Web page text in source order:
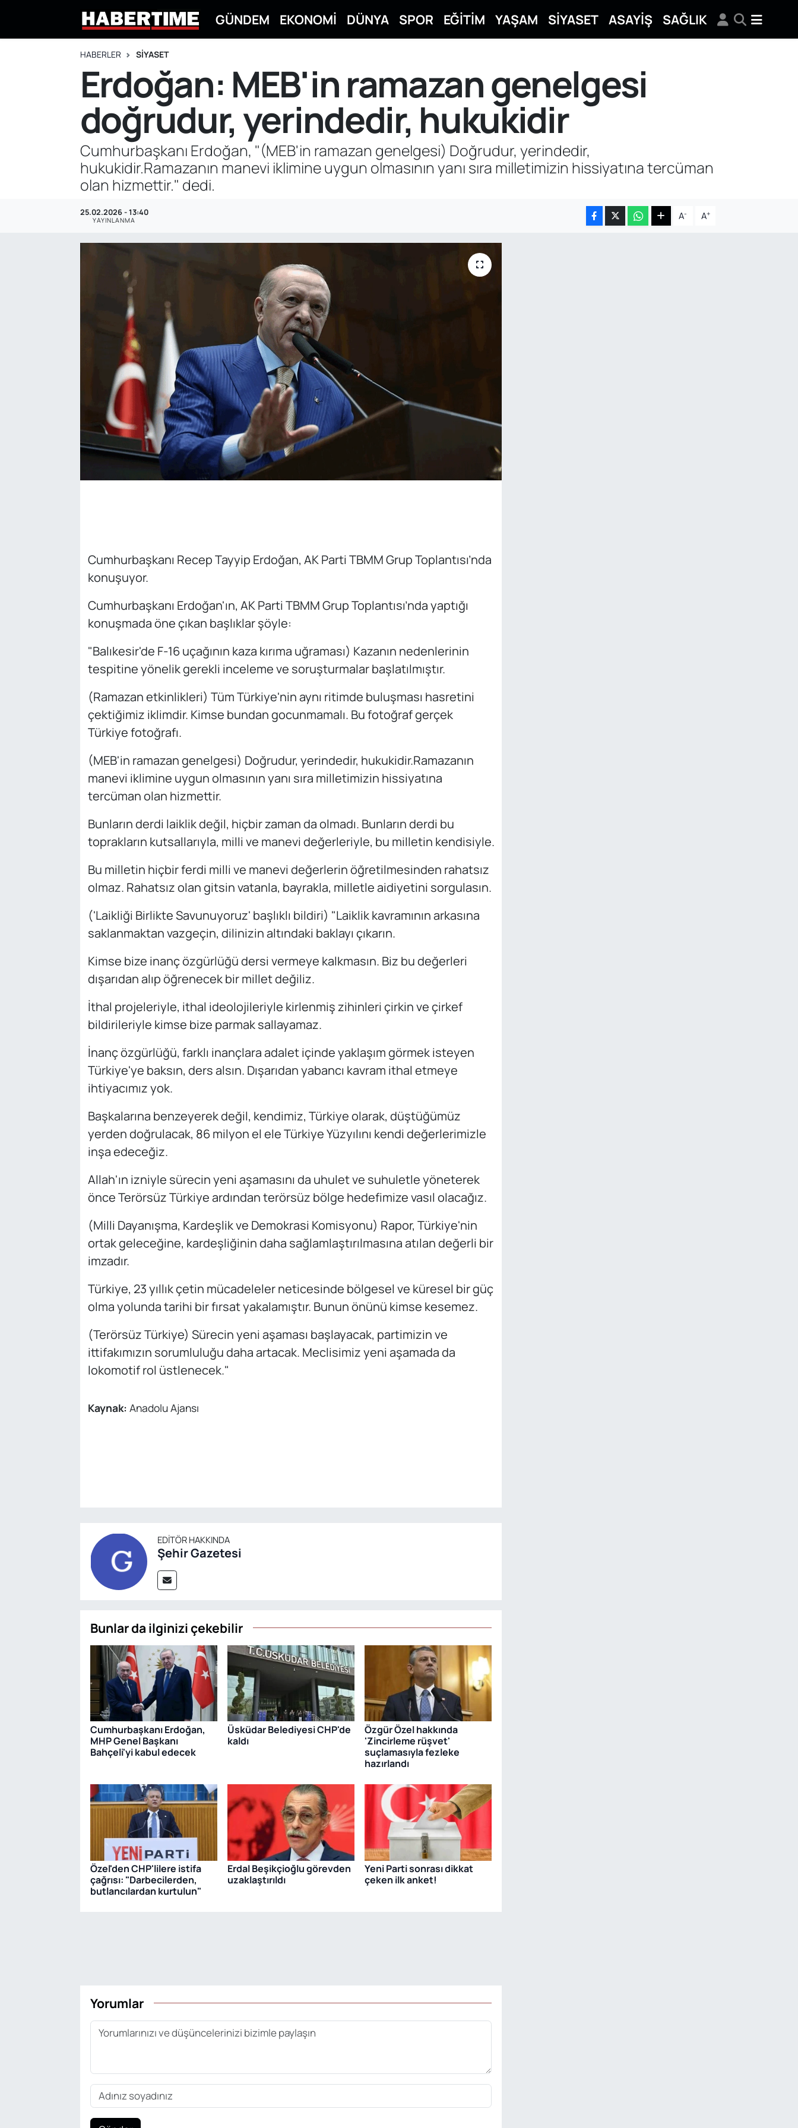
GÜNDEM EKONOMİ DÜNYA SPOR EĞİTİM YAŞAM SİYASET ASAYİŞ SAĞLIK
HABERLER SİYASET
Erdoğan: MEB'in ramazan genelgesi
doğrudur, yerindedir, hukukidir
Cumhurbaşkanı Erdoğan, "(MEB'in ramazan genelgesi) Doğrudur, yerindedir,
hukukidir.Ramazanın manevi iklimine uygun olmasının yanı sıra milletimizin hissiyatına tercüman
olan hizmettir." dedi.
25.02.2026 - 13:40
YAYINLANMA A- A+
Cumhurbaşkanı Recep Tayyip Erdoğan, AK Parti TBMM Grup Toplantısı’nda
konuşuyor.
Cumhurbaşkanı Erdoğan'ın, AK Parti TBMM Grup Toplantısı’nda yaptığı
konuşmada öne çıkan başlıklar şöyle:
"Balıkesir'de F-16 uçağının kaza kırıma uğraması) Kazanın nedenlerinin
tespitine yönelik gerekli inceleme ve soruşturmalar başlatılmıştır.
(Ramazan etkinlikleri) Tüm Türkiye'nin aynı ritimde buluşması hasretini
çektiğimiz iklimdir. Kimse bundan gocunmamalı. Bu fotoğraf gerçek
Türkiye fotoğrafı.
(MEB'in ramazan genelgesi) Doğrudur, yerindedir, hukukidir.Ramazanın
manevi iklimine uygun olmasının yanı sıra milletimizin hissiyatına
tercüman olan hizmettir.
Bunların derdi laiklik değil, hiçbir zaman da olmadı. Bunların derdi bu
toprakların kutsallarıyla, milli ve manevi değerleriyle, bu milletin kendisiyle.
Bu milletin hiçbir ferdi milli ve manevi değerlerin öğretilmesinden rahatsız
olmaz. Rahatsız olan gitsin vatanla, bayrakla, milletle aidiyetini sorgulasın.
('Laikliği Birlikte Savunuyoruz' başlıklı bildiri) "Laiklik kavramının arkasına
saklanmaktan vazgeçin, dilinizin altındaki baklayı çıkarın.
Kimse bize inanç özgürlüğü dersi vermeye kalkmasın. Biz bu değerleri
dışarıdan alıp öğrenecek bir millet değiliz.
İthal projeleriyle, ithal ideolojileriyle kirlenmiş zihinleri çirkin ve çirkef
bildirileriyle kimse bize parmak sallayamaz.
İnanç özgürlüğü, farklı inançlara adalet içinde yaklaşım görmek isteyen
Türkiye'ye baksın, ders alsın. Dışarıdan yabancı kavram ithal etmeye
ihtiyacımız yok.
Başkalarına benzeyerek değil, kendimiz, Türkiye olarak, düştüğümüz
yerden doğrulacak, 86 milyon el ele Türkiye Yüzyılını kendi değerlerimizle
inşa edeceğiz.
Allah'ın izniyle sürecin yeni aşamasını da uhulet ve suhuletle yöneterek
önce Terörsüz Türkiye ardından terörsüz bölge hedefimize vasıl olacağız.
(Milli Dayanışma, Kardeşlik ve Demokrasi Komisyonu) Rapor, Türkiye'nin
ortak geleceğine, kardeşliğinin daha sağlamlaştırılmasına atılan değerli bir
imzadır.
Türkiye, 23 yıllık çetin mücadeleler neticesinde bölgesel ve küresel bir güç
olma yolunda tarihi bir fırsat yakalamıştır. Bunun önünü kimse kesemez.
(Terörsüz Türkiye) Sürecin yeni aşaması başlayacak, partimizin ve
ittifakımızın sorumluluğu daha artacak. Meclisimiz yeni aşamada da
lokomotif rol üstlenecek."
Kaynak: Anadolu Ajansı
EDITÖR HAKKINDA
Şehir Gazetesi
Bunlar da ilginizi çekebilir
Cumhurbaşkanı Erdoğan,
MHP Genel Başkanı
Bahçeli'yi kabul edecek
Üsküdar Belediyesi CHP'de
kaldı
Özgür Özel hakkında
'Zincirleme rüşvet'
suçlamasıyla fezleke
hazırlandı
Özel'den CHP'lilere istifa
çağrısı: "Darbecilerden,
butlancılardan kurtulun"
Erdal Beşikçioğlu görevden
uzaklaştırıldı
Yeni Parti sonrası dikkat
çeken ilk anket!
Yorumlar
Eskişehir Hava Durumu
Eskişehir Namaz Vakitleri
Eskişehir Trafik Yoğunluk Haritası
Süper Lig Puan Durumu ve Fikstür
Son Dakika Haberleri